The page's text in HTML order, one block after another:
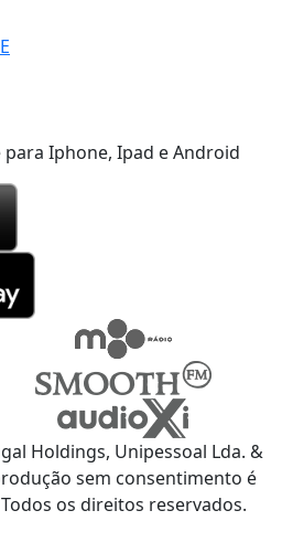
Iphone, Ipad e Android
Holdings, Unipessoal Lda. &
sem consentimento é
os direitos reservados.